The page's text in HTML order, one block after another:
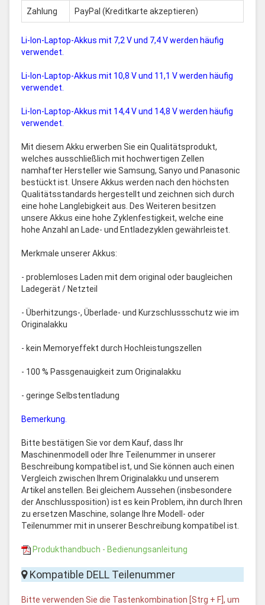
Zahlung PayPal (Kreditkarte akzeptieren)
Li-Ion-Laptop-Akkus mit 7,2 V und 7,4 V werden häufig
verwendet.
Li-Ion-Laptop-Akkus mit 10,8 V und 11,1 V werden häufig
verwendet.
Li-Ion-Laptop-Akkus mit 14,4 V und 14,8 V werden häufig
verwendet.
Mit diesem Akku erwerben Sie ein Qualitätsprodukt,
welches ausschließlich mit hochwertigen Zellen
namhafter Hersteller wie Samsung, Sanyo und Panasonic
bestückt ist. Unsere Akkus werden nach den höchsten
Qualitätsstandards hergestellt und zeichnen sich durch
eine hohe Langlebigkeit aus. Des Weiteren besitzen
unsere Akkus eine hohe Zyklenfestigkeit, welche eine
hohe Anzahl an Lade- und Entladezyklen gewährleistet.
Merkmale unserer Akkus:
- problemloses Laden mit dem original oder baugleichen
Ladegerät / Netzteil
- Überhitzungs-, Überlade- und Kurzschlussschutz wie im
Originalakku
- kein Memoryeffekt durch Hochleistungszellen
- 100 % Passgenauigkeit zum Originalakku
- geringe Selbstentladung
Bemerkung.
Bitte bestätigen Sie vor dem Kauf, dass Ihr
Maschinenmodell oder Ihre Teilenummer in unserer
Beschreibung kompatibel ist, und Sie können auch einen
Vergleich zwischen Ihrem Originalakku und unserem
Artikel anstellen. Bei gleichem Aussehen (insbesondere
der Anschlussposition) ist es kein Problem, ihn durch Ihren
zu ersetzen Maschine, solange Ihre Modell- oder
Teilenummer mit in unserer Beschreibung kompatibel ist.
Produkthandbuch - Bedienungsanleitung
Kompatible DELL Teilenummer
Bitte verwenden Sie die Tastenkombination [Strg + F], um